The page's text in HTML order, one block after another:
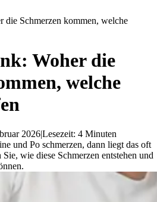
die Schmerzen kommen, welche
Woher die
welche
2026|Lesezeit: 4 Minuten
und Po schmerzen, dann liegt das oft
wie diese Schmerzen entstehen und